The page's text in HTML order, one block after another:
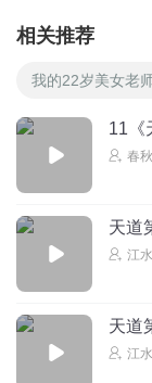
相关推荐
我的22岁美女老
11《
春
天道
江
天道
江